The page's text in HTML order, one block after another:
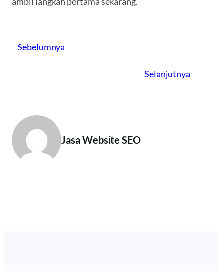
Sebelumnya
Selanjutnya
Jasa Website SEO